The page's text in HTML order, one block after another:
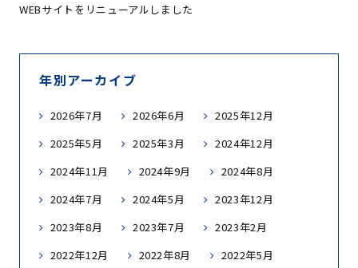
WEBサイトをリニューアルしました
年別アーカイブ
2026年7月 2026年6月
2025年12月
2025年5月
2025年3月
2024年12月
2024年11月
2024年9月
2024年8月
2024年7月
2024年5月
2023年12月
2023年8月
2023年7月
2023年2月
2022年12月
2022年8月
2022年5月